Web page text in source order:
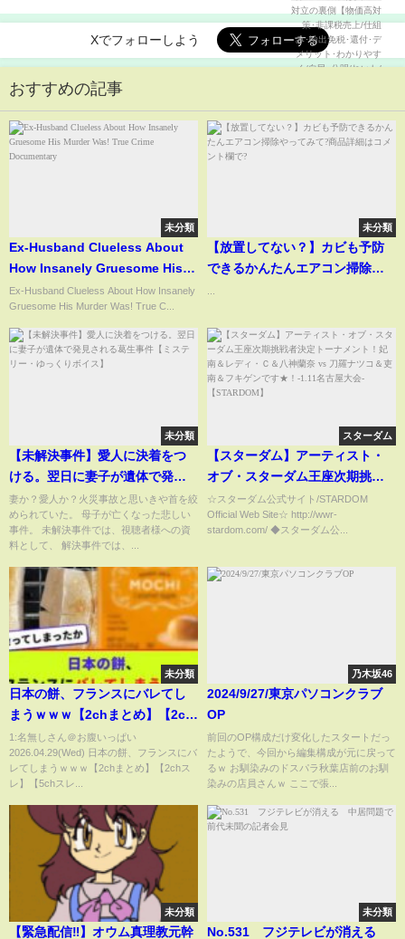
Xでフォローしよう
おすすめの記事
未分類
Ex-Husband Clueless About
How Insanely Gruesome His
Murder Was! True Crime
Documentary
Ex-Husband Clueless About How Insanely
Gruesome His Murder Was! True C...
未分類
【放置してない？】カビも予防
できるかんたんエアコン掃除や
未分類
【未解決事件】愛人に決着をつ
ける。翌日に妻子が遺体で発見
される葛生事件【ミステリー・
ゆっくりボイス】
妻か？愛人か？火災事故と思いきや首を絞
められていた。 母子が亡くなった悲しい
事件。 未解決事件では、視聴者様への資
料として、 解決事件では、...
スターダム
【スターダム】アーティスト・
オブ・スターダム王座次期挑戦
者決定トーナメント！妃南＆レ
ディ・Ｃ＆八神蘭奈 vs 刀羅ナツ
コ＆吏南＆フキゲンです
【STARDOM】
☆スターダム公式サイト/STARDOM
Official Web Site☆ http://wwr-
stardom.com/ ◆スターダム公...
未分類
日本の餅、フランスにバレてし
まうｗｗｗ【2chまとめ】【2ch
スレ】【5chスレ】
1:名無しさん＠お腹いっぱい
2026.04.29(Wed) 日本の餅、フランスにバ
レてしまうｗｗｗ【2chまとめ】【2chス
レ】【5chスレ...
乃木坂46
2024/9/27/東京パソコンクラブ
OP
前回のOP構成だけ変化したスタートだっ
たようで、今回から編集構成が元に戻って
るｗ お馴染みのドスパラ秋葉店前のお馴
染みの店員さんｗ ここで張...
未分類
【緊急配信‼】オウム真理教元幹
未分類
No.531 フジテレビが消える